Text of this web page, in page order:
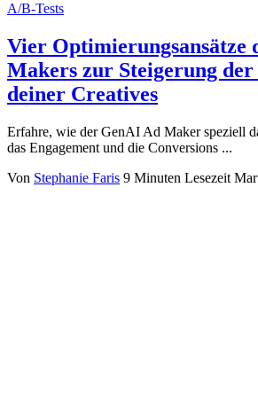
A/B-Tests
Vier Optimierungsansätze
Makers zur Steigerung
deiner Creatives
Erfahre, wie der GenAI Ad Maker speziell
das Engagement und die Conversions ...
Von Stephanie Faris 9 Minuten Lesezeit